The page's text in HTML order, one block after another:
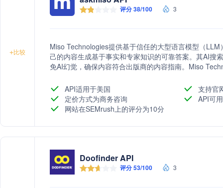
+比较
评分 38/100 3
Miso Technologies提供基于信任的大型语言模型（
己的内容生成基于事实和专家知识的可靠答案。其AI搜
免AI幻觉，确保内容符合出版商的内容指南。Miso
API适用于美国
支持官
定价方式为商务咨询
API可
网站在SEMrush上的评分为10分
Doofinder API
评分 53/100 3